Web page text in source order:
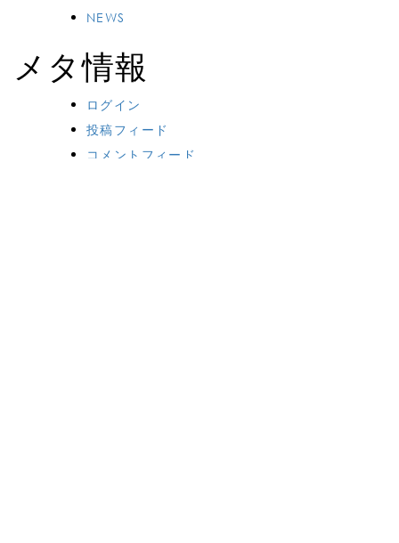
NEWS
メタ情報
ログイン
投稿フィード
コメントフィード